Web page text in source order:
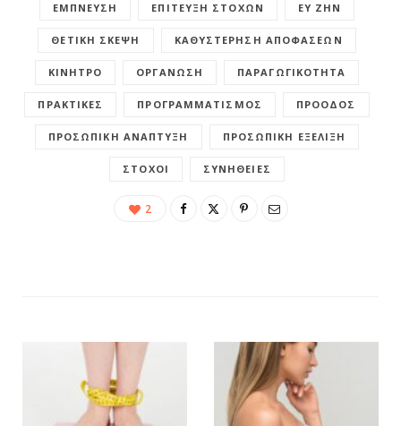
ΈΜΠΝΕΥΣΗ ΕΠΊΤΕΥΞΗ ΣΤΌΧΩΝ ΕΥ ΖΗΝ
ΘΕΤΙΚΉ ΣΚΈΨΗ ΚΑΘΥΣΤΈΡΗΣΗ ΑΠΟΦΆΣΕΩΝ
ΚΊΝΗΤΡΟ ΟΡΓΆΝΩΣΗ ΠΑΡΑΓΩΓΙΚΌΤΗΤΑ
ΠΡΑΚΤΙΚΈΣ ΠΡΟΓΡΑΜΜΑΤΙΣΜΌΣ ΠΡΌΟΔΟΣ
ΠΡΟΣΩΠΙΚΉ ΑΝΆΠΤΥΞΗ ΠΡΟΣΩΠΙΚΉ ΕΞΈΛΙΞΗ
ΣΤΌΧΟΙ ΣΥΝΉΘΕΙΕΣ
2